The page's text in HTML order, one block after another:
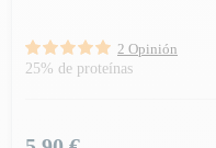
2 Opinión
25% de proteínas